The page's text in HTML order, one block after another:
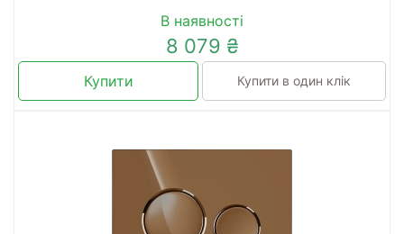
В наявності
8 079 ₴
Купити Купити в один клік